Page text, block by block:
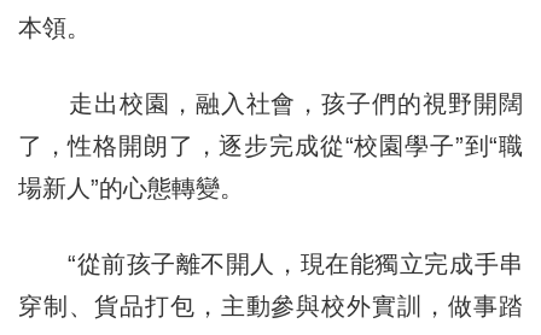
本領。
走出校園，融入社會，孩子們的視野開闊
了，性格開朗了，逐步完成從“校園學子”到“職
場新人”的心態轉變。
“從前孩子離不開人，現在能獨立完成手串
穿制、貨品打包，主動參與校外實訓，做事踏